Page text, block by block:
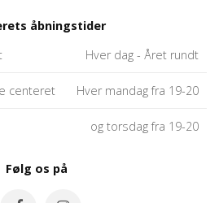
åbningstider
Hver dag - Året rundt
Hver mandag fra 19-20
centeret
og torsdag fra 19-20
Følg os på